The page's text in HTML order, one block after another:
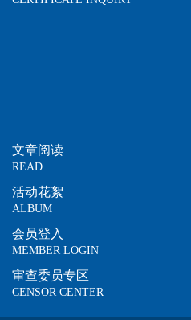
文章阅读
READ
活动花絮
ALBUM
会员登入
MEMBER LOGIN
审查委员专区
CENSOR CENTER